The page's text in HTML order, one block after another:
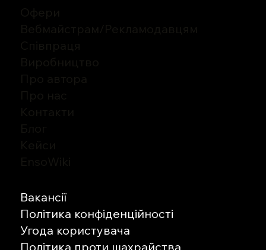
Вакансії
Політика конфіденційності
Угода користувача
Політика проти шахрайства